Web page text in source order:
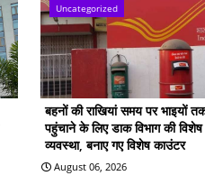
Uncategorized
बहनों की राखियां समय पर भाइयों
पहुंचाने के लिए डाक विभाग की विशेष
व्यवस्था, बनाए गए विशेष काउंटर
August 06, 2026